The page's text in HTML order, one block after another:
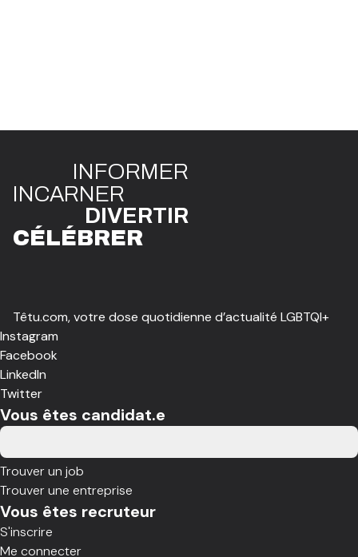
INFORMER
INCARNER
DIVERTIR
CÉLÉBRER
Têtu.com, votre dose quotidienne d’actualité LGBTQI+
Instagram
Facebook
LinkedIn
Twitter
Vous êtes candidat.e
Trouver un job
Trouver une entreprise
Vous êtes recruteur
S'inscrire
Me connecter